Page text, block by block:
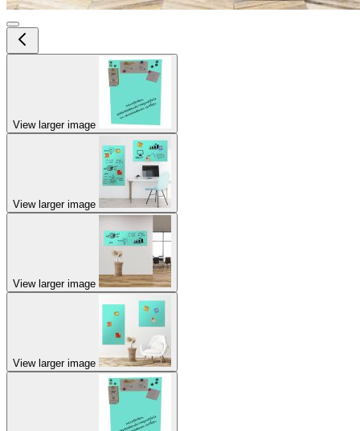
View larger image
View larger image
View larger image
View larger image